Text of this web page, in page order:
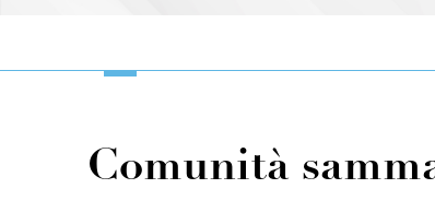
Comunità